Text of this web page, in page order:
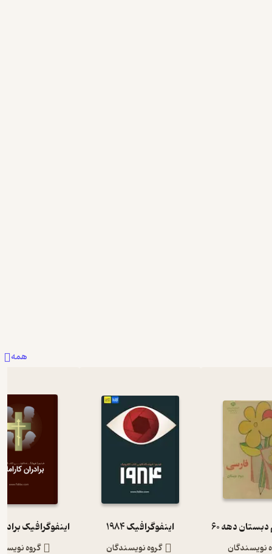
همه
دهه 60
نویسندگان
اینفوگرافیک 1984
گروه نویسندگان
گروه